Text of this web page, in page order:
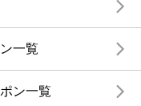
一覧
ン一覧